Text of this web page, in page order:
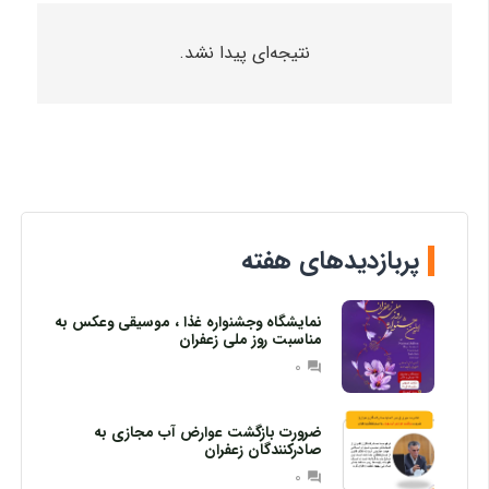
نتیجه‌ای پیدا نشد.
پربازدیدهای هفته
نمایشگاه وجشنواره غذا ، موسیقی وعکس به
مناسبت روز ملی زعفران
question_answer
0
ضرورت بازگشت عوارض آب مجازی به
صادرکنندگان زعفران
question_answer
0